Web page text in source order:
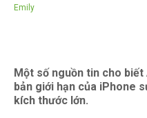
Emily
Một số nguồn tin cho
bản giới hạn của iPhone
kích thước lớn.